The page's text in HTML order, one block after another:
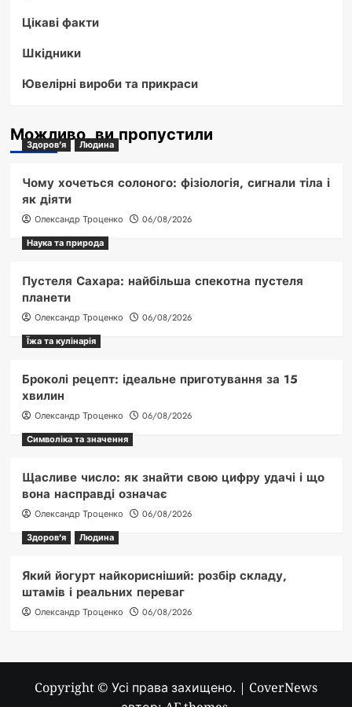
Цікаві факти
Шкідники
Ювелірні вироби та прикраси
Можливо, ви пропустили
Здоров'я Людина
Чому хочеться солоного: фізіологія, сигнали тіла і
як діяти
Олександр Троценко
06/08/2026
Наука та природа
Пустеля Сахара: найбільша спекотна пустеля
планети
Олександр Троценко
06/08/2026
Їжа та кулінарія
Броколі рецепт: ідеальне приготування за 15
хвилин
Олександр Троценко
06/08/2026
Символіка та значення
Щасливе число: як знайти свою цифру удачі і що
вона насправді означає
Олександр Троценко
06/08/2026
Здоров'я
Людина
Який йогурт найкорисніший: розбір складу,
штамів і реальних переваг
Олександр Троценко 06/08/2026
Copyright © Усі права захищено. | CoverNews